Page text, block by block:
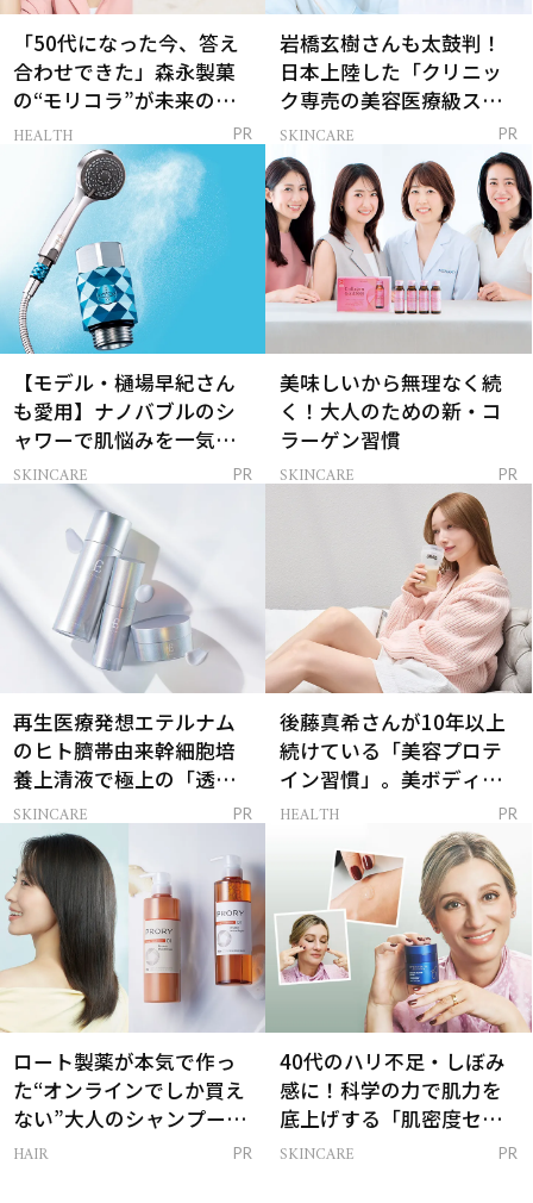
「50代になった今、答え
合わせできた」森永製菓
の“モリコラ”が未来のキ
レイを連れてくる！
HEALTH PR
岩橋玄樹さんも太鼓判！
日本上陸した「クリニッ
ク専売の美容医療級スキ
ンケア」
SKINCARE PR
【モデル・樋場早紀さん
も愛用】ナノバブルのシ
ャワーで肌悩みを一気に
解決
SKINCARE PR
美味しいから無理なく続
く！大人のための新・コ
ラーゲン習慣
SKINCARE PR
再生医療発想エテルナム
のヒト臍帯由来幹細胞培
養上清液で極上の「透明
感ハリ肌」へ
SKINCARE PR
後藤真希さんが10年以上
続けている「美容プロテ
イン習慣」。美ボディを
支える朝ルーティンと
HEALTH PR
ロート製薬が本気で作っ
た“オンラインでしか買え
ない”大人のシャンプー＆
トリートメントって？
HAIR PR
40代のハリ不足・しぼみ
感に！科学の力で肌力を
底上げする「肌密度セラ
ム」
SKINCARE PR